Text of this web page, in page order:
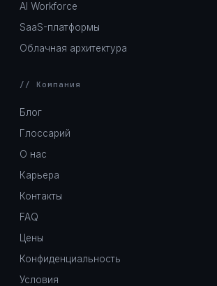
AI Workforce
SaaS-платформы
Облачная архитектура
// Компания
Блог
Глоссарий
О нас
Карьера
Контакты
FAQ
Цены
Конфиденциальность
Условия